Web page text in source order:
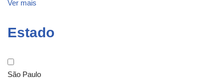
Ver mais
Estado
São Paulo